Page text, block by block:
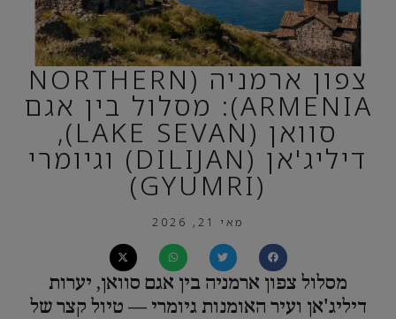
צפון ארמניה (NORTHERN
ARMENIA): מסלול בין אגם
סוואן (LAKE SEVAN),
דיליג'אן (DILIJAN) וגיומרי
(GYUMRI)
מאי 21, 2026
מסלול צפון ארמניה בין אגם סוואן, יערות
דיליג'אן ועיר האומנות גיומרי — טיול קצר של